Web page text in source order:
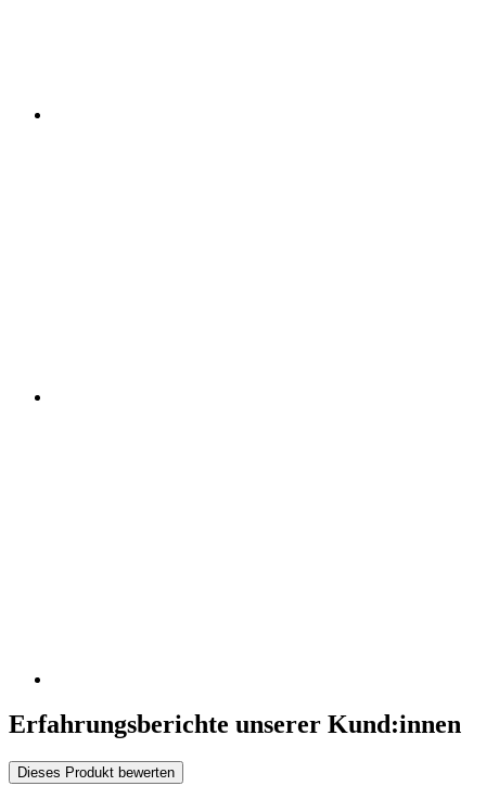
Erfahrungsberichte unserer Kund:innen
Dieses Produkt bewerten